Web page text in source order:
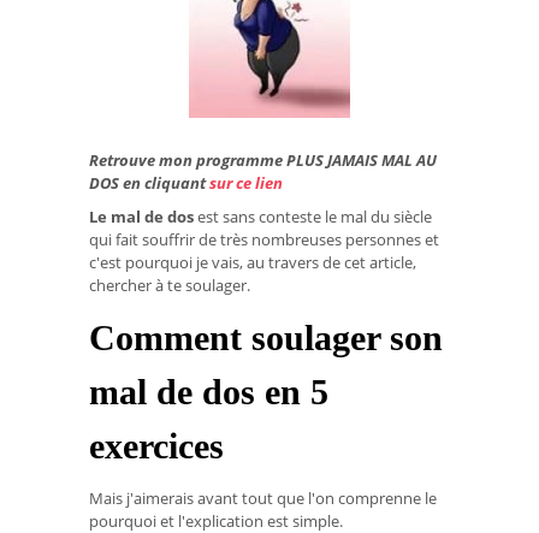
Retrouve mon programme PLUS JAMAIS MAL AU
DOS en cliquantsur ce lien
Le mal de dosest sans conteste le mal du siècle
qui fait souffrir de très nombreuses personnes et
c'est pourquoi je vais, au travers de cet article,
chercher à te soulager.
Comment soulager son
mal de dos en 5
exercices
Mais j'aimerais avant tout que l'on comprenne le
pourquoi et l'explication est simple.